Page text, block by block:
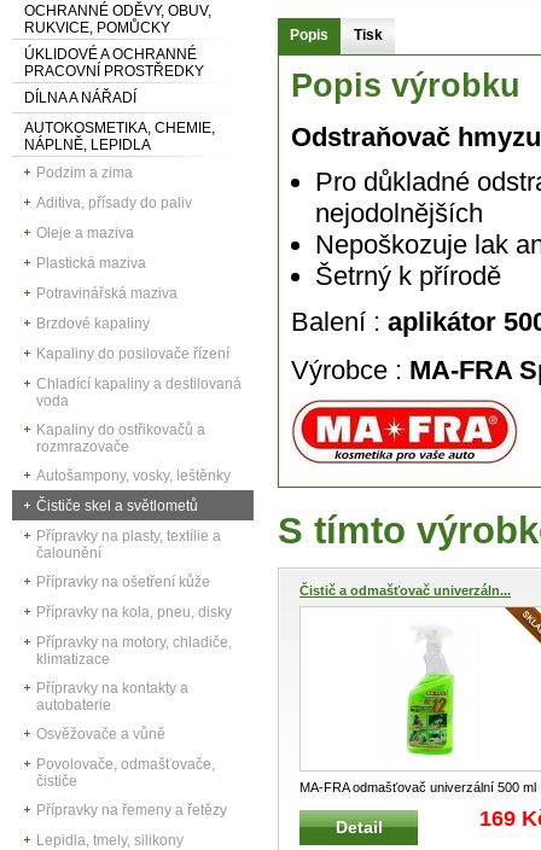
OCHRANNÉ ODĚVY, OBUV,
RUKVICE, POMŮCKY
ÚKLIDOVÉ A OCHRANNÉ
PRACOVNÍ PROSTŘEDKY
DÍLNA A NÁŘADÍ
AUTOKOSMETIKA, CHEMIE,
NÁPLNĚ, LEPIDLA
Podzim a zima
Aditiva, přísady do paliv
Oleje a maziva
Plastická maziva
Potravinářská maziva
Brzdové kapaliny
Kapaliny do posilovače řízení
Chladící kapaliny a destilovaná
voda
Kapaliny do ostřikovačů a
rozmrazovače
Autošampony, vosky, leštěnky
Čističe skel a světlometů
Přípravky na plasty, textílie a
čalounění
Přípravky na ošetření kůže
Přípravky na kola, pneu, disky
Přípravky na motory, chladiče,
klimatizace
Přípravky na kontakty a
autobaterie
Osvěžovače a vůně
Povolovače, odmašťovače,
čističe
Přípravky na řemeny a řetězy
Lepidla, tmely, silikony
Popis Tisk
Popis výrobku
Odstraňovač
Pro důkladné
nejodolnějších
Nepoškozuje lak
Šetrný k přírodě
Balení : aplikátor
Výrobce : MA-FRA
S tímto
Čistič a odmašťovač univerzáln...
MA-FRA odmašťovač univerzální 500 ml
Pro důkladné čištění a odmaštění...
Detail 169